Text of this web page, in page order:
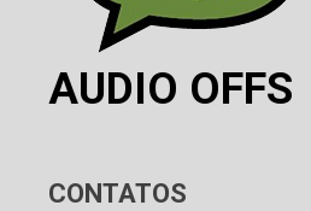
AUDIO OFFS
CONTATOS